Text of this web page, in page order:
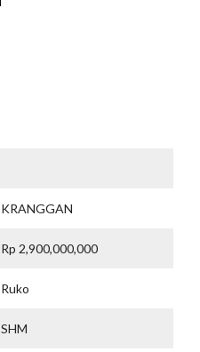
KRANGGAN
Rp 2,900,000,000
Ruko
SHM